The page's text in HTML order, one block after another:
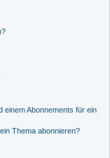
Abonnements für ein
Thema abonnieren?